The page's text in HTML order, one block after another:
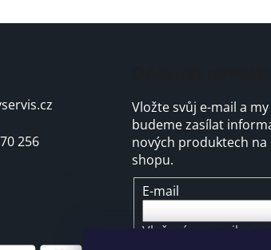
256
Vložte svůj e-mail a
budeme zasílat
nových produktech na
shopu.
E-mail
Vložením e-mailu